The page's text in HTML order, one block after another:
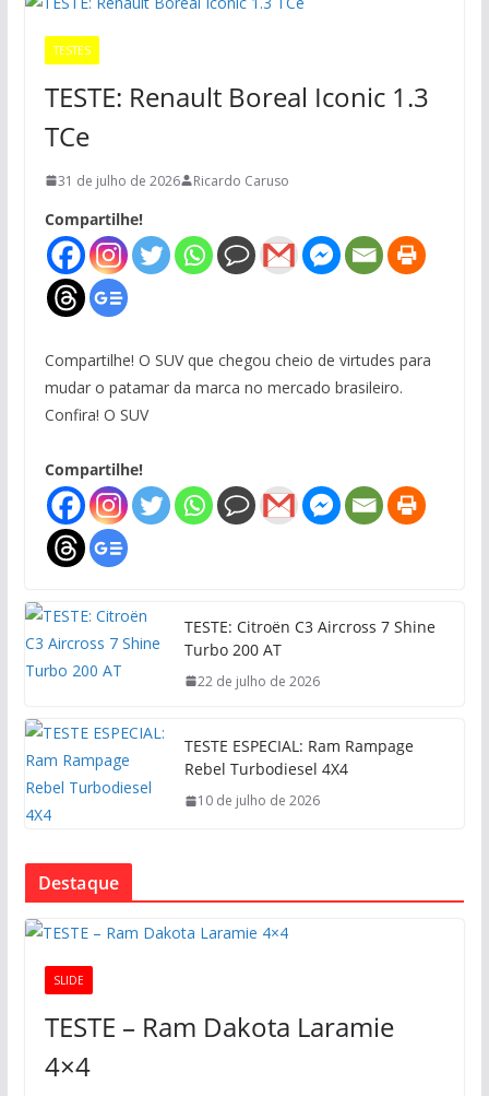
TESTES
TESTE: Renault Boreal Iconic 1.3
TCe
31 de julho de 2026 Ricardo Caruso
Compartilhe!
Compartilhe! O SUV que chegou cheio de virtudes para
mudar o patamar da marca no mercado brasileiro.
Confira! O SUV
Compartilhe!
TESTE: Citroën C3 Aircross 7 Shine
Turbo 200 AT
22 de julho de 2026
TESTE ESPECIAL: Ram Rampage
Rebel Turbodiesel 4X4
10 de julho de 2026
Destaque
SLIDE
TESTE – Ram Dakota Laramie
4×4